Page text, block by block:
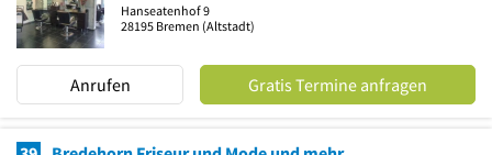
Hanseatenhof 9
28195 Bremen (Altstadt)
Anrufen Gratis Termine anfragen